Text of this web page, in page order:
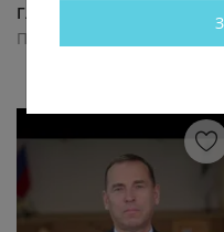
Глазычева,... (видео)